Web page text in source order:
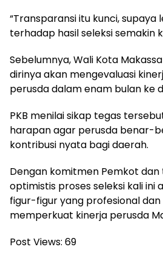
“Transparansi itu kunci, supaya
terhadap hasil seleksi semakin
Sebelumnya, Wali Kota
dirinya akan mengevaluasi
perusda dalam enam bulan ke
PKB menilai sikap tegas
harapan agar perusda benar-
kontribusi nyata bagi daerah.
Dengan komitmen Pemkot dan
optimistis proses seleksi kali ini
figur-figur yang profesional
memperkuat kinerja perusda
Post Views: 69